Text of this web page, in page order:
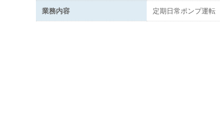
業務内容 定期日常ポンプ運転